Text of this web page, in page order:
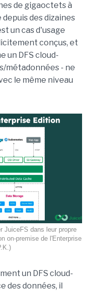
de gigaoctets à
des dizaines
un cas d'usage
conçus, et
un DFS cloud-
métadonnées - ne
le même niveau
JuiceFS dans leur propre
on-premise de l'Enterprise
un DFS cloud-
des données, il